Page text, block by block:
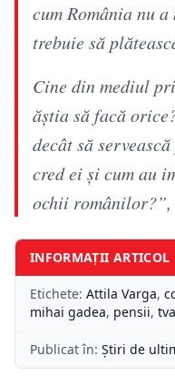
cum România nu
trebuie să
Cine din mediul
ăștia să facă
decât să
cred ei și cum au
ochii românilor?”,
INFORMAȚII ARTICOL
Etichete: Attila Varga,
mihai gadea, pensii, tva
Publicat în: Știri de